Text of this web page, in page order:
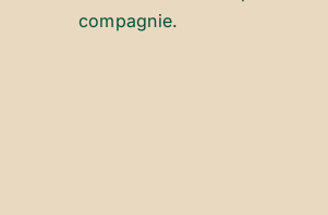
compagnie.